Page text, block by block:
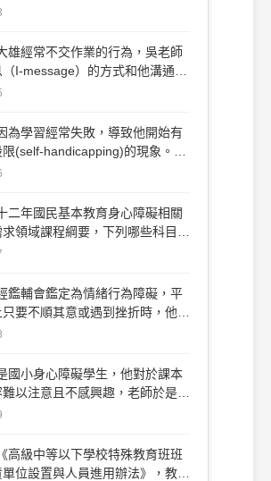
(inertial
(D)條件性知識(conditional
雄經常不交作業的行為，吳老師
I-message）的方式和他溝通。
說法較不符合我訊息的表 達？
沒有收到你的作業，對嗎？ (C)
計的作業你卻沒交，這讓我覺得
為學習經常失敗，導致他開始有
(self-handicapping)的現象。以
是小志可能的反應？ (A)增加
面對學習的結果。
二年國民基本教育身心障礙相關
領域課程綱要，下列哪些科目的
初階和進階兩大階 段？ (A)生
字、溝通訓練 (D)職業教育、功
練。
鑑輔會鑑定為情緒行為障礙，平
要不順其意或遇到挫折時，他就
尖叫或破壞物品。針 對這些
(IEP)中擬定何種方案？ (A)課後
案 (B)心理諮商輔導方案 (C)行
國小身心障礙學生，他對於課本
以注意且不感興趣，老師於是利
和同儕指導等方式， 來提升
程調整策略？ (A)學習環境調
歷程調整 (C)學習內容調整 (D)
高級中等以下學校特殊教育班班
位設置與人員進用辦法》，教師